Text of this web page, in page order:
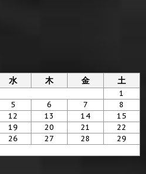
水 木 金 土
1
5 6 7
8
12 13 14
15
19 20 21
22
26 27 28
29